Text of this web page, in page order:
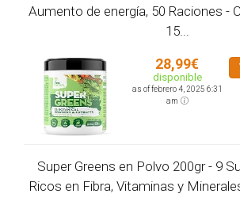
Aumento de energía, 50 Raciones -
15...
28,99€
disponible
as of febrero 4, 2025 6:31
am
Super Greens en Polvo 200gr - 9
Ricos en Fibra, Vitaminas y